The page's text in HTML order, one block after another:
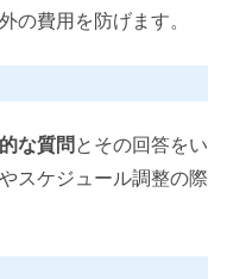
の費用を防げます。
な質問 とその回答をい
スケジュール調整の際